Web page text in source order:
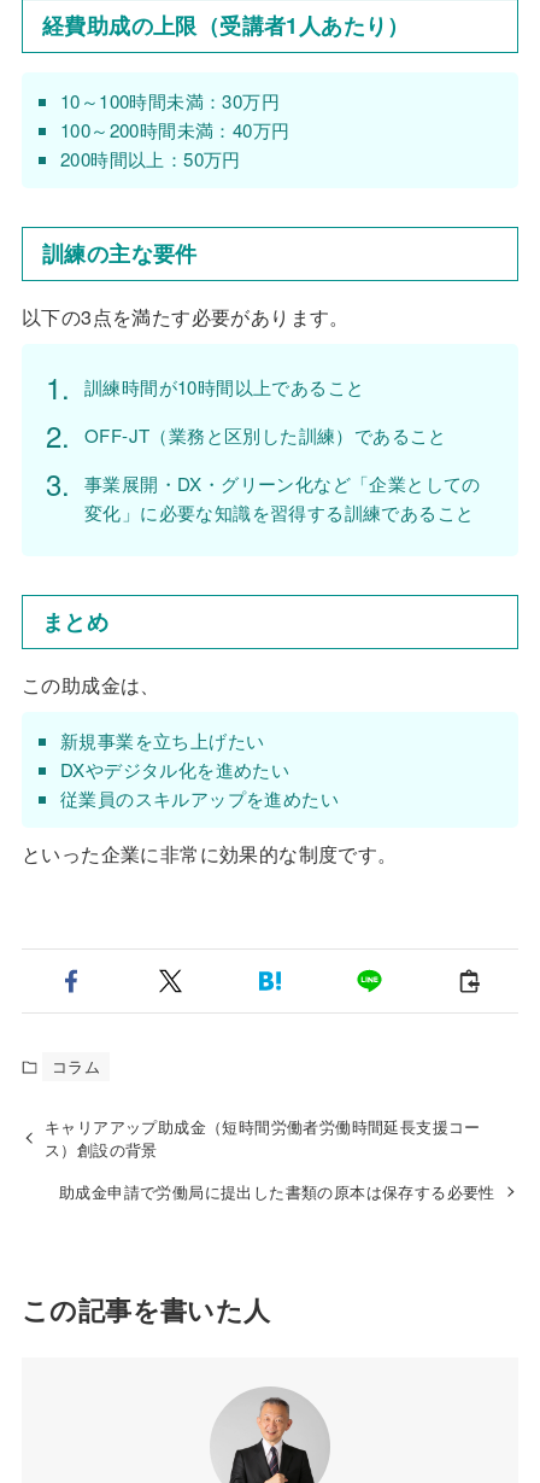
経費助成の上限（受講者1人あたり）
10～100時間未満：30万円
100～200時間未満：40万円
200時間以上：50万円
訓練の主な要件
以下の3点を満たす必要があります。
訓練時間が10時間以上であること
OFF-JT（業務と区別した訓練）であること
事業展開・DX・グリーン化など「企業としての
変化」に必要な知識を習得する訓練であること
まとめ
この助成金は、
新規事業を立ち上げたい
DXやデジタル化を進めたい
従業員のスキルアップを進めたい
といった企業に非常に効果的な制度です。
コラム
キャリアアップ助成金（短時間労働者労働時間延長支援コー
ス）創設の背景
助成金申請で労働局に提出した書類の原本は保存する必要性
この記事を書いた人